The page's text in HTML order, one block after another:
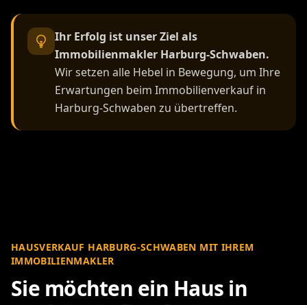
Ihr Erfolg ist unser Ziel als
Immobilienmakler Harburg-Schwaben.
Wir setzen alle Hebel in Bewegung, um Ihre
Erwartungen beim Immobilienverkauf in
Harburg-Schwaben zu übertreffen.
HAUSVERKAUF HARBURG-SCHWABEN MIT IHREM
IMMOBILIENMAKLER
Sie möchten ein Haus in